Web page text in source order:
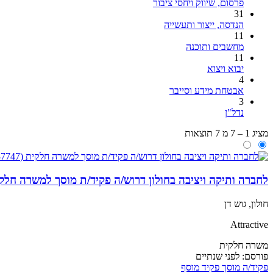
פרסום, שיווק ויחסי ציבור
31
הנדסה, ייצור ותעשייה
11
מחשבים ותוכנה
11
יבוא ויצוא
4
אבטחת מידע וסייבר
3
נדל"ן
מציג 1 – 7 מ 7 תוצאות
לחברה ותיקה ויציבה בחולון דרוש/ה פקיד/ת מוסך למשרה חלקית
חולון, גוש דן
Attractive
משרה חלקית
פורסם: לפני שנתיים
פקיד/ה מוסך פקיד מוסף